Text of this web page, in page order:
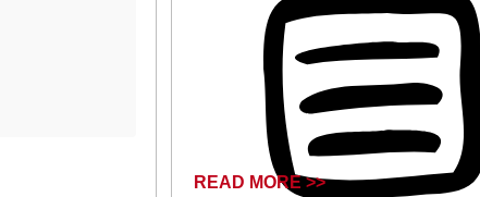
READ MORE >>